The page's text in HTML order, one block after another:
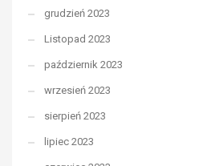
grudzień 2023
Listopad 2023
październik 2023
wrzesień 2023
sierpień 2023
lipiec 2023